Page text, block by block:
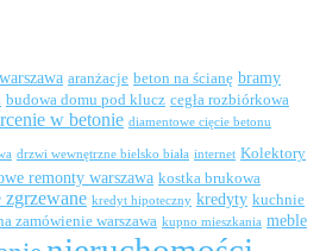
aranżacje beton na ścianę bramy
budowa domu pod klucz cegła rozbiórkowa
w betonie diamentowe cięcie betonu
drzwi wewnętrzne bielsko biała internet Kolektory
remonty warszawa kostka brukowa
zgrzewane kredyt hipoteczny kredyty kuchnie
zamówienie warszawa kupno mieszkania meble